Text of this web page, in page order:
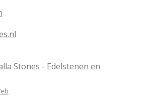
Stones - Edelstenen en